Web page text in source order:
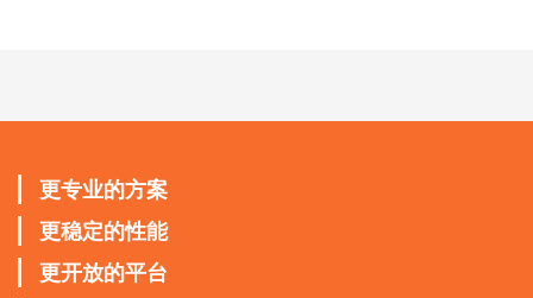
更专业的方案
更稳定的性能
更开放的平台